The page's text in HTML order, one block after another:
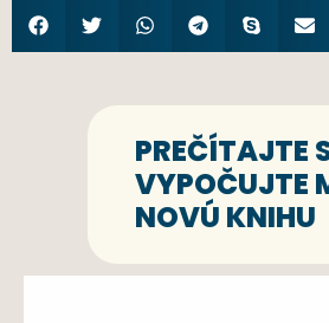
PREČÍTAJTE
VYPOČUJTE
NOVÚ KNIHU